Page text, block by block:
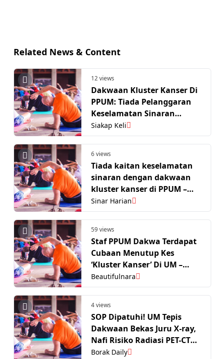
Related News & Content
12 views
Dakwaan Kluster Kanser Di
PPUM: Tiada Pelanggaran
Keselamatan Sinaran
Kritikal
Siakap Keli
6 views
Tiada kaitan keselamatan
sinaran dengan dakwaan
kluster kanser di PPUM –
MOSTI
Sinar Harian
59 views
Staf PPUM Dakwa Terdapat
Cubaan Menutup Kes
‘Kluster Kanser’ Di UM –
“Semua Kakitangan Terjejas
Dari Jabatan Radiologi”
Beautifulnara
4 views
SOP Dipatuhi! UM Tepis
Dakwaan Bekas Juru X-ray,
Nafi Risiko Radiasi PET-CT
PPUM
Borak Daily